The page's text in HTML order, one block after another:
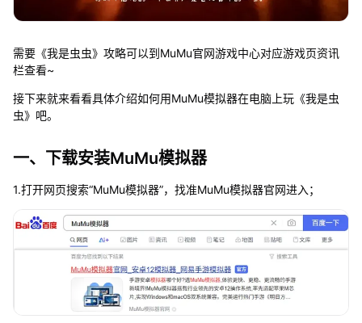
需要《我是虫虫》攻略可以到MuMu官网游戏中心对应游戏页资讯
栏查看~
接下来就来看看具体介绍如何用MuMu模拟器在电脑上玩《我是虫
虫》吧。
一、下载安装MuMu模拟器
1.打开网页搜索“MuMu模拟器”，找准MuMu模拟器官网进入；